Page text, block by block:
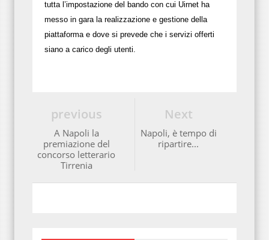
tutta l’impostazione del bando con cui Uirnet ha
messo in gara la realizzazione e gestione della
piattaforma e dove si prevede che i servizi offerti
siano a carico degli utenti.
Next
Napoli, è tempo di
ripartire...
previous
A Napoli la
premiazione del
concorso letterario
Tirrenia